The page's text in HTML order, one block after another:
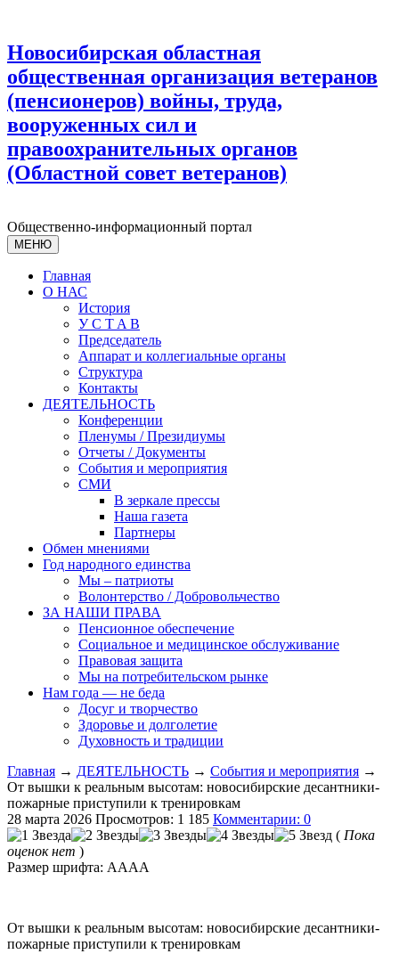
Новосибирская областная
общественная организация ветеранов
(пенсионеров) войны, труда,
вооруженных сил и
правоохранительных органов
(Областной совет ветеранов)
Общественно-информационный портал
МЕНЮ
Главная
О НАС
История
У С T A B
Председатель
Аппарат и коллегиальные органы
Структура
Контакты
ДЕЯТЕЛЬНОСТЬ
Конференции
Пленумы / Президиумы
Отчеты / Документы
События и мероприятия
СМИ
В зеркале прессы
Наша газета
Партнеры
Обмен мнениями
Год народного единства
Мы – патриоты
Волонтерство / Добровольчество
ЗА НАШИ ПРАВА
Пенсионное обеспечение
Социальное и медицинское обслуживание
Правовая защита
Мы на потребительском рынке
Нам года — не беда
Досуг и творчество
Здоровье и долголетие
Духовность и традиции
Главная → ДЕЯТЕЛЬНОСТЬ → События и мероприятия →
От вышки к реальным высотам: новосибирские десантники-
пожарные приступили к тренировкам
28 марта 2026 Просмотров: 1 185 Комментарии: 0
( Пока
оценок нет )
Размер шрифта: AAAA
От вышки к реальным высотам: новосибирские десантники-
пожарные приступили к тренировкам